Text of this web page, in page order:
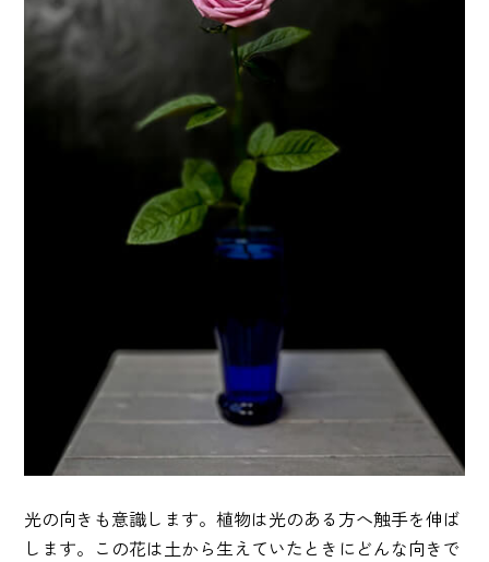
光の向きも意識します。植物は光のある方へ触手を伸ば
します。この花は土から生えていたときにどんな向きで